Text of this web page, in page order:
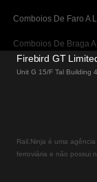
Comboios De Faro A
Comboios De Braga
Comboios De Madrid
Comboios De Sevilha
Firebird GT
Unit G 15/F Tal Building
Rail.Ninja é uma
ferroviária e não possui